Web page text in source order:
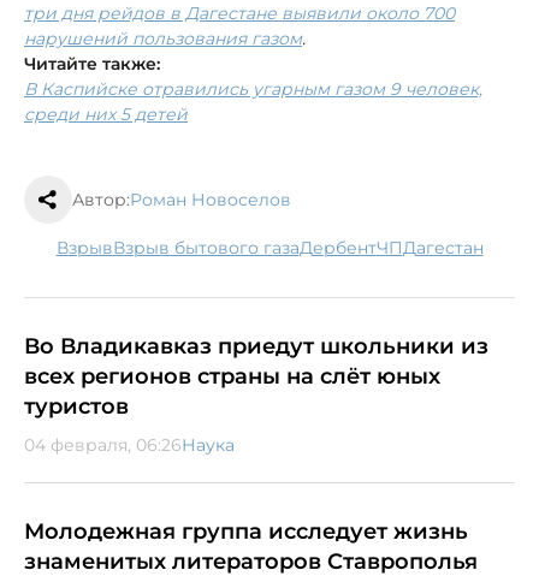
три дня рейдов в Дагестане выявили около 700
нарушений пользования газом.
Читайте также:
В Каспийске отравились угарным газом 9 человек,
среди них 5 детей
Автор:Роман Новоселов
взрыв взрыв бытового газа Дербент ЧП Дагестан
Во Владикавказ приедут школьники из
всех регионов страны на слёт юных
туристов
04 февраля, 06:26Наука
Молодежная группа исследует жизнь
знаменитых литераторов Ставрополья